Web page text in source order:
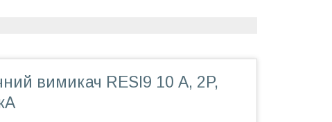
вимикач RESI9 10 А, 2P,